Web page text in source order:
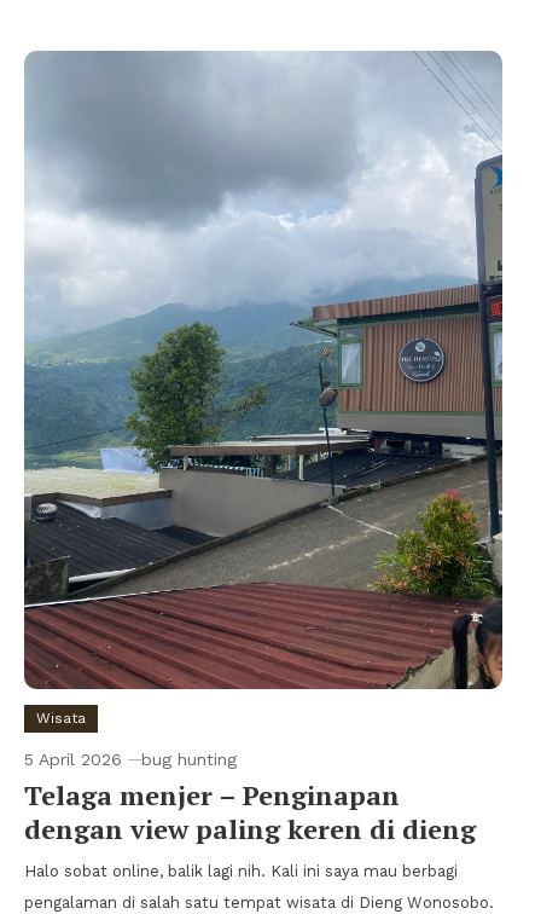
Wisata
5 April 2026 bug hunting
Telaga menjer – Penginapan
dengan view paling keren di dieng
Halo sobat online, balik lagi nih. Kali ini saya mau berbagi
pengalaman di salah satu tempat wisata di Dieng Wonosobo.